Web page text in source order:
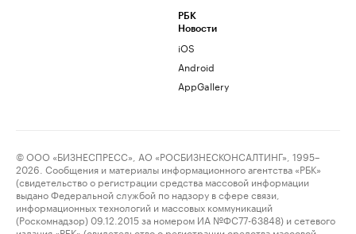
РБК
Новости
iOS
Android
AppGallery
© ООО «БИЗНЕСПРЕСС», АО «РОСБИЗНЕСКОНСАЛТИНГ», 1995–
2026. Сообщения и материалы информационного агентства «РБК»
(свидетельство о регистрации средства массовой информации
выдано Федеральной службой по надзору в сфере связи,
информационных технологий и массовых коммуникаций
(Роскомнадзор) 09.12.2015 за номером ИА №ФС77-63848) и сетевого